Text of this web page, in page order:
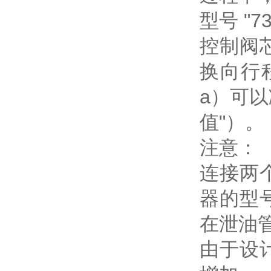
型号
控制阀
换向行
a）可
值"）。
注意：
连接两
器的型
在泄油
由于设